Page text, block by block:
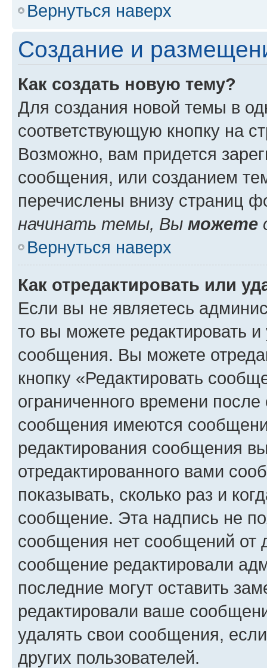
Вернуться наверх
Создание и
Как создать новую тему?
Для создания новой темы в
соответствующую кнопку на
Возможно, вам придется
сообщения, или созданием
перечислены внизу страниц
начинать темы, Вы можете
Вернуться наверх
Как отредактировать или
Если вы не являетесь
то вы можете редактировать
сообщения. Вы можете
кнопку «Редактировать
ограниченного времени
сообщения имеются
редактирования сообщения
отредактированного вами
показывать, сколько раз и
сообщение. Эта надпись не
сообщения нет сообщений от
сообщение редактировали
последние могут оставить
редактировали ваше
удалять свои сообщения,
других пользователей.